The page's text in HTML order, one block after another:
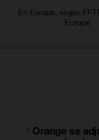
En Europa, según
Europe
Orange se